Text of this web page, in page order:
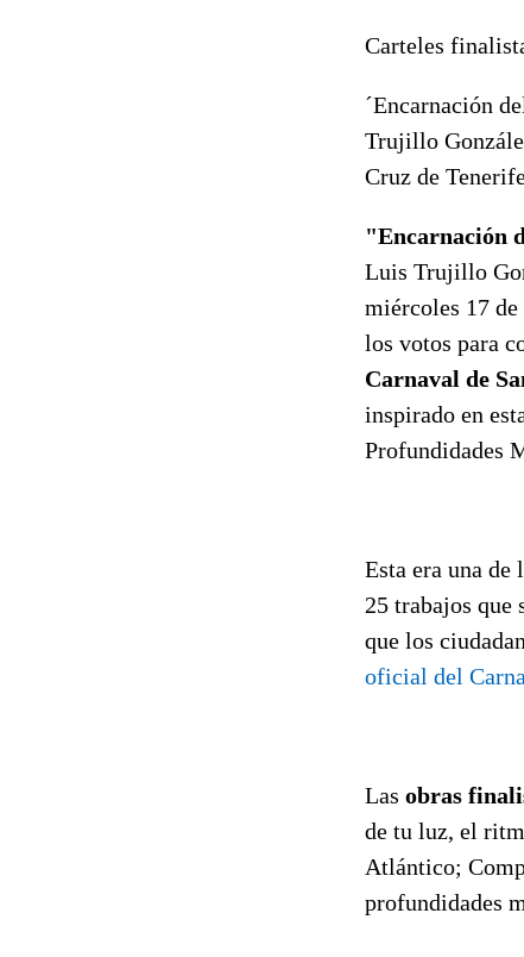
Carteles
´Encarnación
Trujillo
Cruz de
"Encarnación
Luis Trujillo
miércoles 17
los votos para
Carnaval de
inspirado en
Profundidades
Esta era una de
25 trabajos que
que los
oficial del
Las obras
de tu luz, el
Atlántico;
profundidades